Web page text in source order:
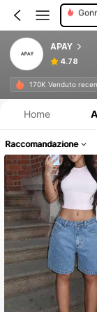
Jeans
Abiti
APAY
4.78
170K Venduto
Home
Raccomandazione